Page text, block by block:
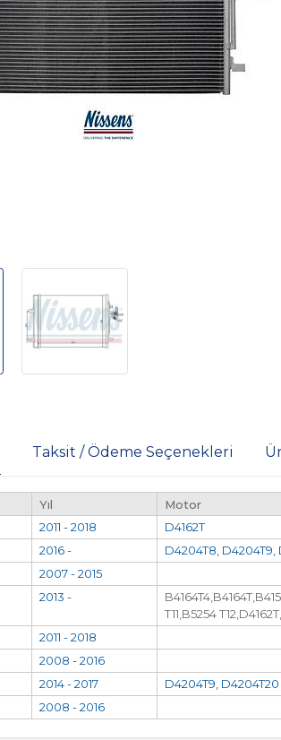
Taksit / Ödeme Seçenekleri
Yıl Motor
2011 - 2018 D4162T
2016 - D4204T8, D4204T9,
2007 - 2015
2013 -
T11,B5254
2011 - 2018
2008 - 2016
2014 - 2017 D4204T9, D4204T20
2008 - 2016